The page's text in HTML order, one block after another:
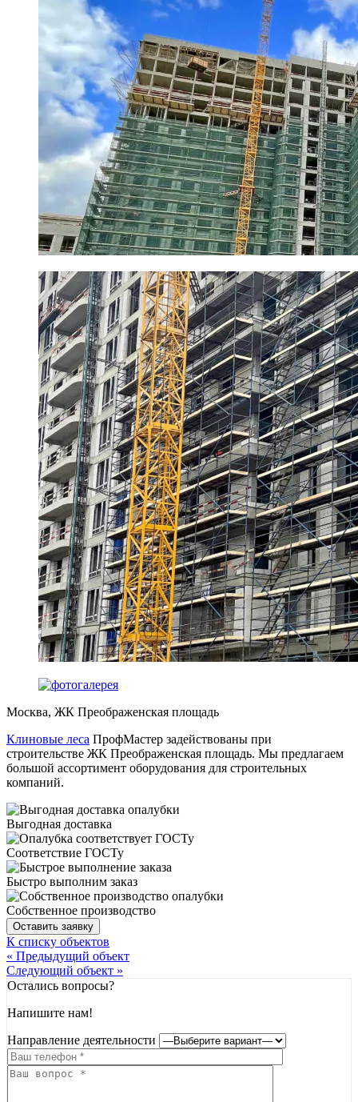
Москва, ЖК Преображенская площадь
Клиновые леса ПрофМастер задействованы при
строительстве ЖК Преображенская площадь. Мы предлагаем
большой ассортимент оборудования для строительных
компаний.
Выгодная доставка
Соответствие ГОСТу
Быстро выполним заказ
Собственное производство
Оставить заявку
К списку объектов
« Предыдущий объект
Следующий объект »
Остались вопросы?
Напишите нам!
Направление деятельности